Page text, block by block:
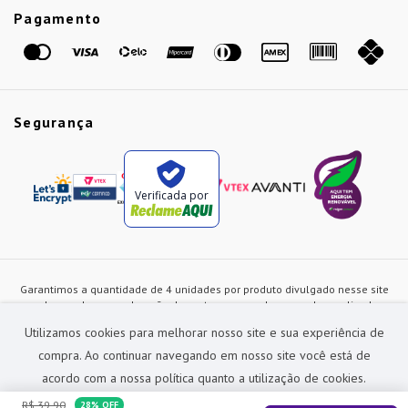
Utilizamos cookies para melhorar nosso site e sua experiência de
compra. Ao continuar navegando em nosso site você está de
acordo com a nossa política quanto a utilização de cookies.
R$ 39,90 28% OFF
Pagamento
Segurança
Verificada por
Garantimos a quantidade de 4 unidades por produto divulgado nesse site
ou de acordo com a duração dos estoques, sendo as vendas realizadas
alterados a qualquer instante sem prévia comunicação e são exclusivos
para a loja virtual, não restando nenhuma obrigação de prática similar nas
lojas físicas da rede Preçolandia. Todas as imagens dos produtos são
meramente ilustrativas.